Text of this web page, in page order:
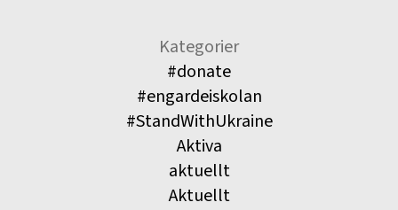
Kategorier
#donate
#engardeiskolan
#StandWithUkraine
Aktiva
aktuellt
Aktuellt